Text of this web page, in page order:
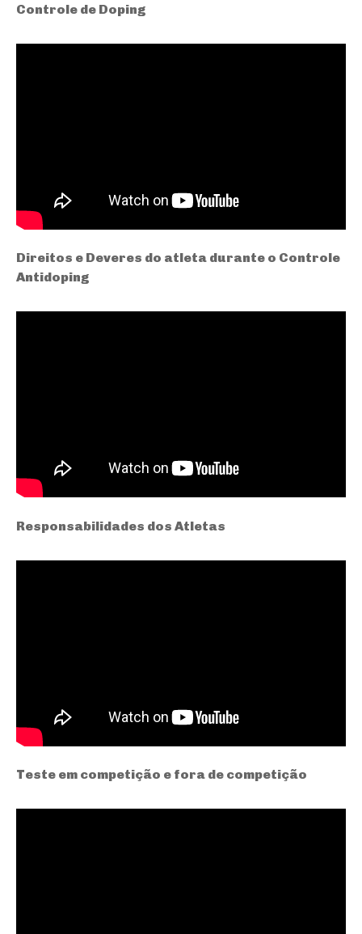
Controle de Doping
Direitos e Deveres do atleta durante o Controle
Antidoping
Responsabilidades dos Atletas
Teste em competição e fora de competição